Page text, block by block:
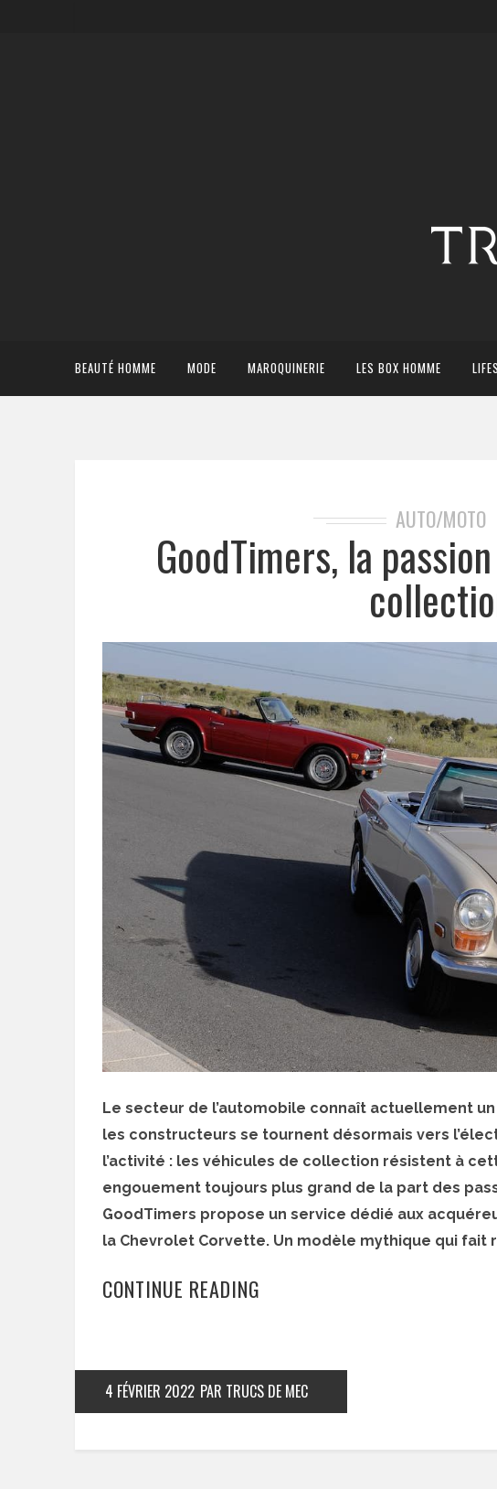
BEAUTÉ HOMME MODE MAROQUINERIE LES BOX HOMME
AUTO/MOTO
GoodTimers, la
Le secteur de l’automobile connaît actuellement
les constructeurs se tournent désormais vers
l’activité : les véhicules de collection résistent à
engouement toujours plus grand de la part des
GoodTimers propose un service dédié aux
la Chevrolet Corvette. Un modèle mythique qui fait
CONTINUE READING
4 FÉVRIER 2022 PAR TRUCS DE MEC